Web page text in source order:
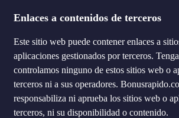
Enlaces a contenidos de terceros
Este sitio web puede contener enlaces a
aplicaciones gestionados por terceros.
controlamos ninguno de estos sitios web o
terceros ni a sus operadores.
responsabiliza ni aprueba los sitios web o
terceros, ni su disponibilidad o contenido.